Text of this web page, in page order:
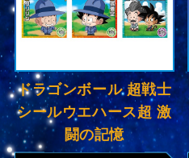
ドラゴンボール 超戦士
シールウエハース超 激
闘の記憶